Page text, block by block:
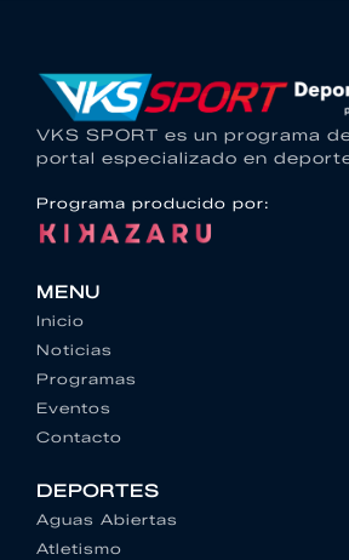
VKS SPORT es un programa
portal especializado en
Programa producido por:
MENU
Inicio
Noticias
Programas
Eventos
Contacto
DEPORTES
Aguas Abiertas
Atletismo